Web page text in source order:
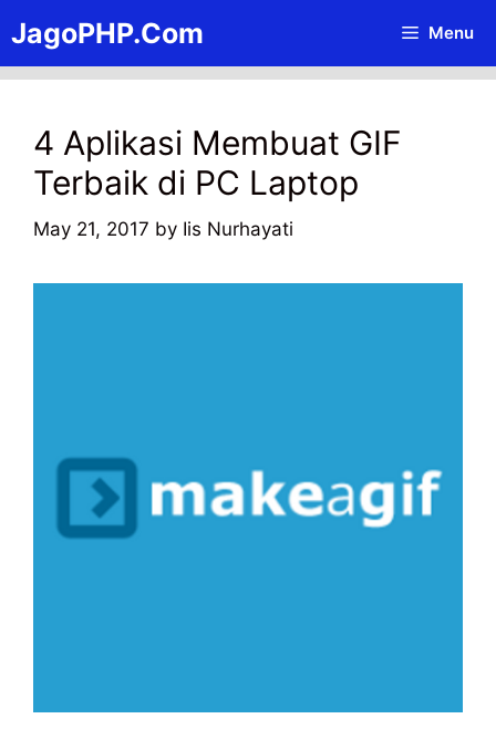
to
content
JagoPHP.Com Menu
4 Aplikasi Membuat GIF
Terbaik di PC Laptop
May 21, 2017 by Iis Nurhayati